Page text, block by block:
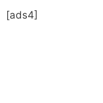
[ads4]